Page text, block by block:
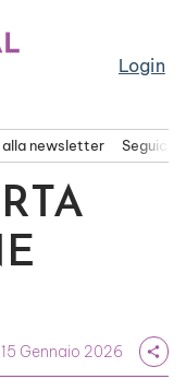
Login
newsletter Seguici
15 Gennaio 2026 share